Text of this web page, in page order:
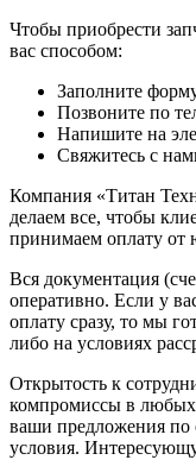
Чтобы приобрести
вас способом:
Заполните
Позвоните по
Напишите на
Свяжитесь с
Компания «Титан
делаем все, чтобы
принимаем оплату от
Вся документация
оперативно. Если у
оплату сразу, то мы
либо на условиях
Открытость к
компромиссы в любых
ваши предложения по
условия.